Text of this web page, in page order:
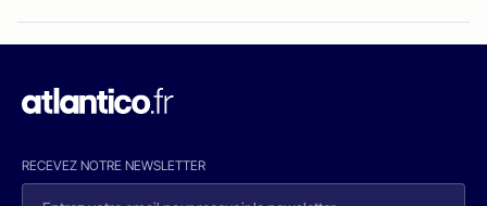
RECEVEZ NOTRE NEWSLETTER